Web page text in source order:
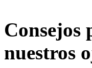
Consejos
nuestros